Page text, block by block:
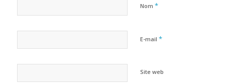
Nom *
E-mail *
Site web